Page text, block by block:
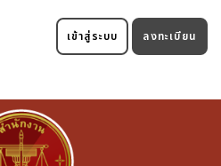
เข้าสู่ระบบ ลงทะเบียน